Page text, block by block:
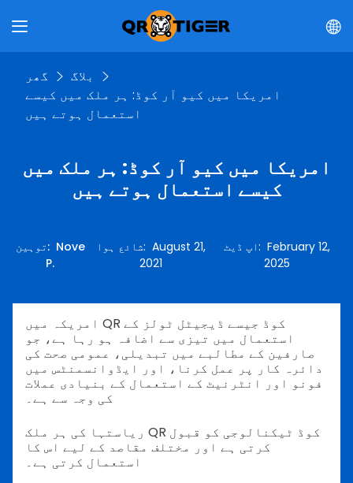
گھر
بلاگ
امریکا میں کیو آر کوڈ: ہر ملک میں کیسے
استعمال ہوتے ہیں
امریکا میں کیو آر کوڈ: ہر ملک میں
کیسے استعمال ہوتے ہیں
توہین: Nove
P.
شائع ہوا:August 21,
2021
اپ ڈیٹ:February 12,
2025
امریکہ میں QR کوڈ جیسے ڈیجیٹل ٹولز کے
استعمال میں تیزی سے اضافہ ہو رہا ہے، جو
صارفین کے مطالبے میں تبدیلی، عمومی صحت کی
دائرہ کار پر عمل کرنا، اور ایڈوانسمنٹس میں
فونو اور انٹرنیٹ کے استعمال کے بنیادی عملات
کی وجہ سے ہے۔
ریاستہا کی ہر ملک QR کوڈ ٹیکنالوجی کو قبول
کرتی ہے اور مختلف مقاصد کے لیے اس کا
استعمال کرتی ہے۔